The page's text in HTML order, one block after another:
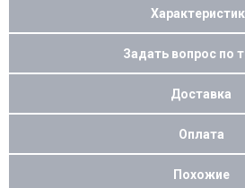
Задать вопрос по
Доставка
Оплата
Похожие